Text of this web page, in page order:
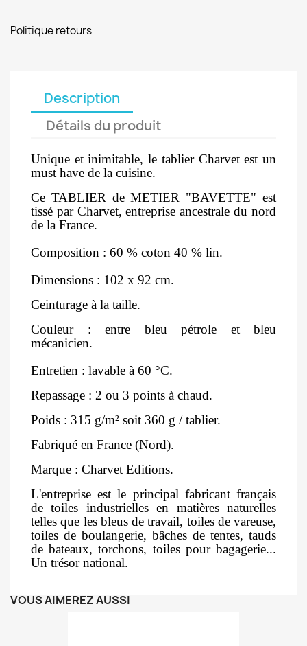
Politique retours
Description
Détails du produit
Unique et inimitable, le tablier Charvet est un
must have de la cuisine.
Ce TABLIER de METIER "BAVETTE" est
tissé par Charvet, entreprise ancestrale du nord
de la France.
Composition : 60 % coton 40 % lin.
Dimensions : 102 x 92 cm.
Ceinturage à la taille.
Couleur : entre bleu pétrole et bleu
mécanicien.
Entretien : lavable à 60 °C.
Repassage : 2 ou 3 points à chaud.
Poids : 315 g/m² soit 360 g / tablier.
Fabriqué en France (Nord).
Marque : Charvet Editions.
L'entreprise est le principal fabricant français
de toiles industrielles en matières naturelles
telles que les bleus de travail, toiles de vareuse,
toiles de boulangerie, bâches de tentes, tauds
de bateaux, torchons, toiles pour bagagerie...
Un trésor national.
VOUS AIMEREZ AUSSI